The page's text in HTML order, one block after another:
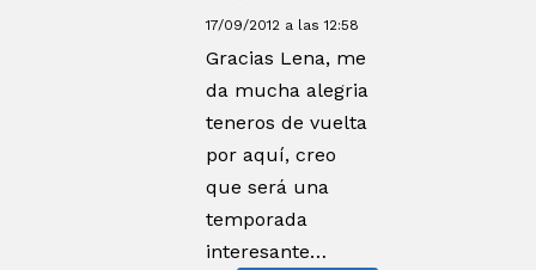
17/09/2012 a las 12:58
Gracias Lena, me
da mucha alegria
teneros de vuelta
por aquí, creo
que será una
temporada
interesante…